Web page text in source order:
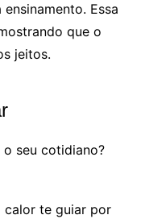
Essa
que o
jeitos.
seu cotidiano?
calor te guiar por